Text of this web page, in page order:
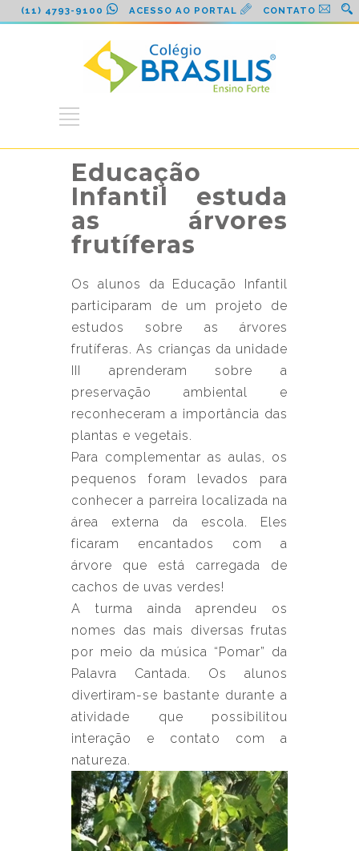
(11) 4793-9100 ACESSO AO PORTAL CONTATO
Educação
Infantil estuda
as árvores
frutíferas
Os alunos da Educação Infantil
participaram de um projeto de
estudos sobre as árvores
frutíferas. As crianças da unidade
III aprenderam sobre a
preservação ambiental e
reconheceram a importância das
plantas e vegetais.
Para complementar as aulas, os
pequenos foram levados para
conhecer a parreira localizada na
área externa da escola. Eles
ficaram encantados com a
árvore que está carregada de
cachos de uvas verdes!
A turma ainda aprendeu os
nomes das mais diversas frutas
por meio da música “Pomar” da
Palavra Cantada. Os alunos
divertiram-se bastante durante a
atividade que possibilitou
interação e contato com a
natureza.